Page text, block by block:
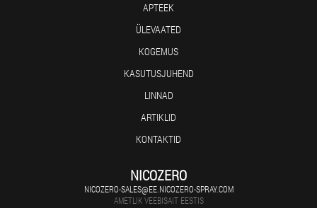
APTEEK
ÜLEVAATED
KOGEMUS
KASUTUSJUHEND
LINNAD
ARTIKLID
KONTAKTID
NICOZERO
NICOZERO-SALES@EE.NICOZERO-SPRAY.COM
AMETLIK VEEBISAIT EESTIS